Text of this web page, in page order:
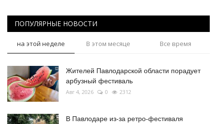
ПОПУЛЯРНЫЕ НОВОСТИ
на этой неделе В этом месяце Все время
Жителей Павлодарской области порадует
арбузный фестиваль
Авг 4, 2026 0 2312
В Павлодаре из-за ретро-фестиваля